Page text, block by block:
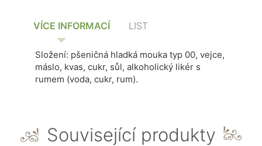
VÍCE INFORMACÍ LIST
Složení: pšeničná hladká mouka typ 00, vejce,
máslo, kvas, cukr, sůl, alkoholický likér s
rumem (voda, cukr, rum).
Související produkty